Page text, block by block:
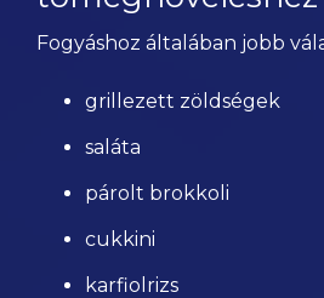
Fogyáshoz általában jobb
grillezett zöldségek
saláta
párolt brokkoli
cukkini
karfiolrizs